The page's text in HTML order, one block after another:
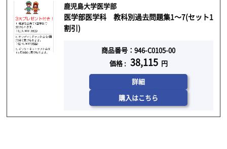
鹿児島大学医学部
医学部医学科 教科別過去問題集1～7(セット1
割引)
商品番号：946-C0105-00
価格 : 38,115 円
詳細
購入はこちら